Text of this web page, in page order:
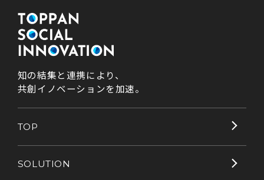
知の結集と連携により、
共創イノベーションを加速。
TOP
SOLUTION